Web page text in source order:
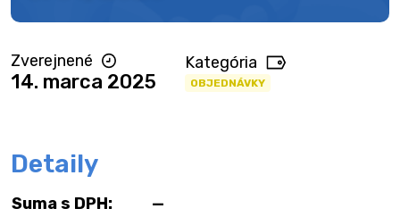
Zverejnené
14. marca 2025
Kategória
OBJEDNÁVKY
Detaily
Suma s DPH:
—